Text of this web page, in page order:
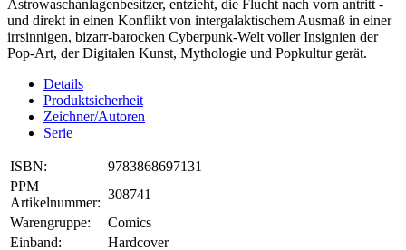
Astrowaschanlagenbesitzer, entzieht, die Flucht nach vorn antritt -
und direkt in einen Konflikt von intergalaktischem Ausmaß in einer
irrsinnigen, bizarr-barocken Cyberpunk-Welt voller Insignien der
Pop-Art, der Digitalen Kunst, Mythologie und Popkultur gerät.
Details
Produktsicherheit
Zeichner/Autoren
Serie
ISBN:
9783868697131
PPM
Artikelnummer:
308741
Warengruppe:
Comics
Einband:
Hardcover